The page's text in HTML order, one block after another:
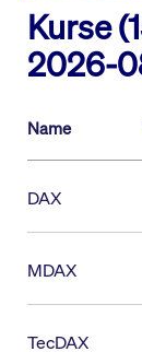
Kurse
2026-
Name
DAX
MDAX
TecDAX